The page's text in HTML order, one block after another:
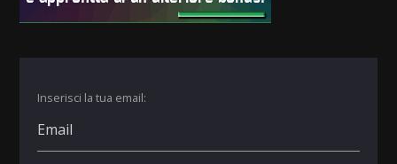
Inserisci la tua email: